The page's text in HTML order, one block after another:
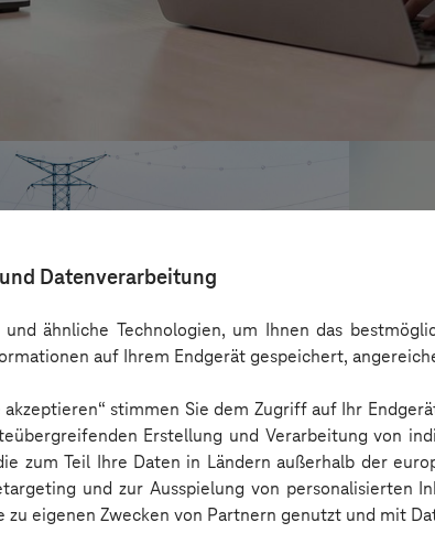
Datenverarbeitung
ähnliche Technologien, um Ihnen das
auf Ihrem Endgerät gespeichert,
stimmen Sie dem Zugriff auf Ihr
Erstellung und Verarbeitung von
zum Teil Ihre Daten in Ländern außerhalb der
und zur Ausspielung von personalisierten
eigenen Zwecken von Partnern genutzt und mit
GmbH